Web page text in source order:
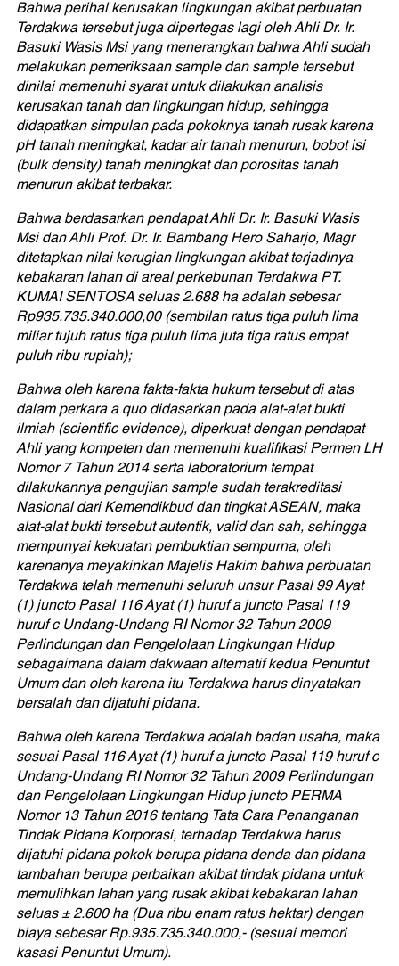
Bahwa perihal kerusakan lingkungan akibat perbuatan
Terdakwa tersebut juga dipertegas lagi oleh Ahli Dr. Ir.
Basuki Wasis Msi yang menerangkan bahwa Ahli sudah
melakukan pemeriksaan sample dan sample tersebut
dinilai memenuhi syarat untuk dilakukan analisis
kerusakan tanah dan lingkungan hidup, sehingga
didapatkan simpulan pada pokoknya tanah rusak karena
pH tanah meningkat, kadar air tanah menurun, bobot isi
(bulk density) tanah meningkat dan porositas tanah
menurun akibat terbakar.
Bahwa berdasarkan pendapat Ahli Dr. Ir. Basuki Wasis
Msi dan Ahli Prof. Dr. Ir. Bambang Hero Saharjo, Magr
ditetapkan nilai kerugian lingkungan akibat terjadinya
kebakaran lahan di areal perkebunan Terdakwa PT.
KUMAI SENTOSA seluas 2.688 ha adalah sebesar
Rp935.735.340.000,00 (sembilan ratus tiga puluh lima
miliar tujuh ratus tiga puluh lima juta tiga ratus empat
puluh ribu rupiah);
Bahwa oleh karena fakta-fakta hukum tersebut di atas
dalam perkara a quo didasarkan pada alat-alat bukti
ilmiah (scientific evidence), diperkuat dengan pendapat
Ahli yang kompeten dan memenuhi kualifikasi Permen LH
Nomor 7 Tahun 2014 serta laboratorium tempat
dilakukannya pengujian sample sudah terakreditasi
Nasional dari Kemendikbud dan tingkat ASEAN, maka
alat-alat bukti tersebut autentik, valid dan sah, sehingga
mempunyai kekuatan pembuktian sempurna, oleh
karenanya meyakinkan Majelis Hakim bahwa perbuatan
Terdakwa telah memenuhi seluruh unsur Pasal 99 Ayat
(1) juncto Pasal 116 Ayat (1) huruf a juncto Pasal 119
huruf c Undang-Undang RI Nomor 32 Tahun 2009
Perlindungan dan Pengelolaan Lingkungan Hidup
sebagaimana dalam dakwaan alternatif kedua Penuntut
Umum dan oleh karena itu Terdakwa harus dinyatakan
bersalah dan dijatuhi pidana.
Bahwa oleh karena Terdakwa adalah badan usaha, maka
sesuai Pasal 116 Ayat (1) huruf a juncto Pasal 119 huruf c
Undang-Undang RI Nomor 32 Tahun 2009 Perlindungan
dan Pengelolaan Lingkungan Hidup juncto PERMA
Nomor 13 Tahun 2016 tentang Tata Cara Penanganan
Tindak Pidana Korporasi, terhadap Terdakwa harus
dijatuhi pidana pokok berupa pidana denda dan pidana
tambahan berupa perbaikan akibat tindak pidana untuk
memulihkan lahan yang rusak akibat kebakaran lahan
seluas ± 2.600 ha (Dua ribu enam ratus hektar) dengan
biaya sebesar Rp.935.735.340.000,- (sesuai memori
kasasi Penuntut Umum).